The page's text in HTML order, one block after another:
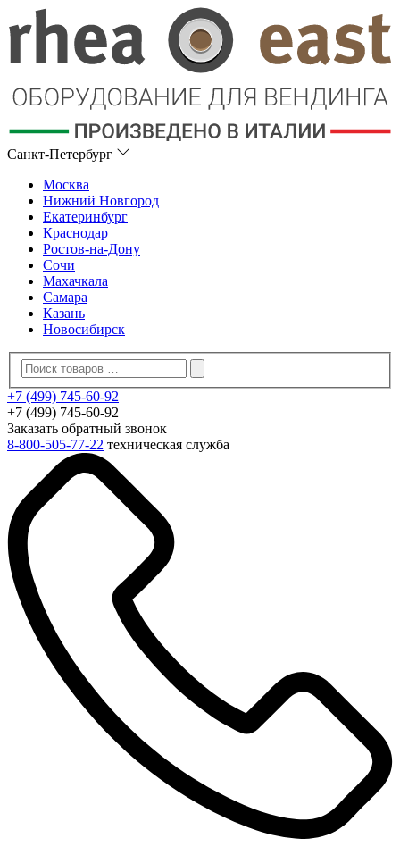
Санкт-Петербург
Москва
Нижний Новгород
Екатеринбург
Краснодар
Ростов-на-Дону
Сочи
Махачкала
Самара
Казань
Новосибирск
+7 (499) 745-60-92
+7 (499) 745-60-92
Заказать обратный звонок
8-800-505-77-22 техническая служба